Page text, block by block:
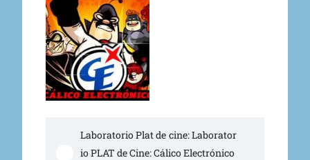
Laboratorio Plat de cine: Laborator
io PLAT de Cine: Cálico Electrónico